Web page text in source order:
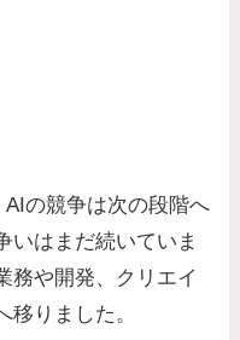
の競争は次の段階へ
いはまだ続いていま
務や開発、クリエイ
移りました。